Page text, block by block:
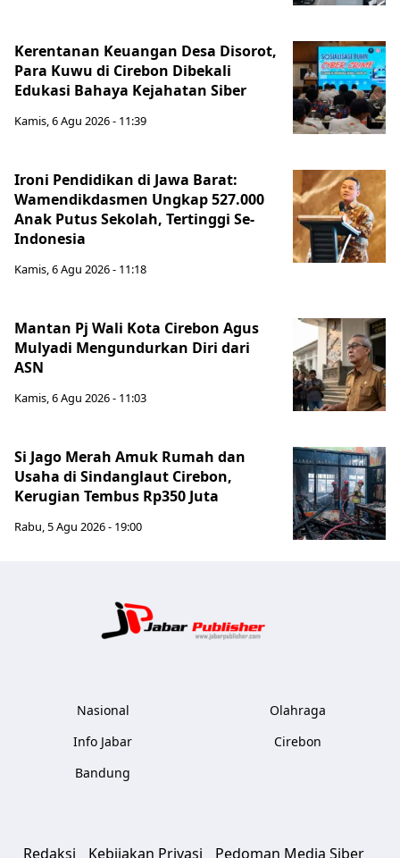
Kerentanan Keuangan Desa Disorot,
Para Kuwu di Cirebon Dibekali
Edukasi Bahaya Kejahatan Siber
Kamis, 6 Agu 2026 - 11:39
Ironi Pendidikan di Jawa Barat:
Wamendikdasmen Ungkap 527.000
Anak Putus Sekolah, Tertinggi Se-
Indonesia
Kamis, 6 Agu 2026 - 11:18
Mantan Pj Wali Kota Cirebon Agus
Mulyadi Mengundurkan Diri dari
ASN
Kamis, 6 Agu 2026 - 11:03
Si Jago Merah Amuk Rumah dan
Usaha di Sindanglaut Cirebon,
Kerugian Tembus Rp350 Juta
Rabu, 5 Agu 2026 - 19:00
Nasional
Info Jabar
Bandung
Olahraga
Cirebon
Redaksi Kebijakan Privasi Pedoman Media Siber